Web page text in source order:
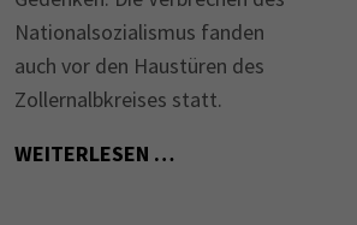
Nationalsozialismus fanden
auch vor den Haustüren des
Zollernalbkreises statt.
WEITERLESEN …